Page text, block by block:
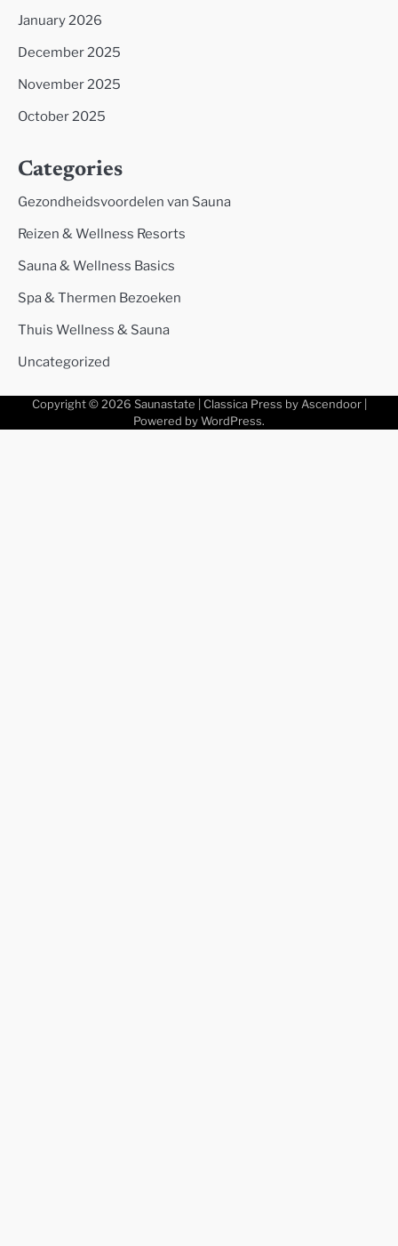
January 2026
December 2025
November 2025
October 2025
Categories
Gezondheidsvoordelen van Sauna
Reizen & Wellness Resorts
Sauna & Wellness Basics
Spa & Thermen Bezoeken
Thuis Wellness & Sauna
Uncategorized
Copyright © 2026 Saunastate | Classica Press by Ascendoor|
Powered by WordPress.